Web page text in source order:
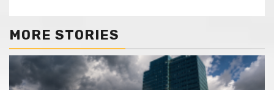
MORE STORIES